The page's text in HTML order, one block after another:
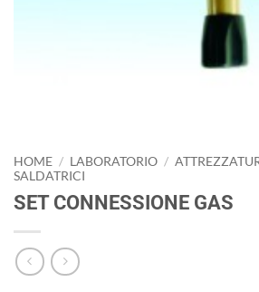
HOME / LABORATORIO /
SALDATRICI
SET CONNESSIONE GAS